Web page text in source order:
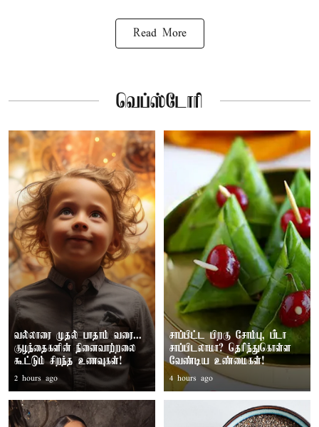
Read More
வெப்ஸ்டோரி
வல்லாரை முதல் பாதாம் வரை...
குழந்தைகளின் நினைவாற்றலை
கூட்டும் சிறந்த உணவுகள்!
2 hours ago
சாப்பிட்ட பிறகு சோம்பு, பீடா
சாப்பிடலாமா? தெரிந்துகொள்ள
வேண்டிய உண்மைகள்!
4 hours ago